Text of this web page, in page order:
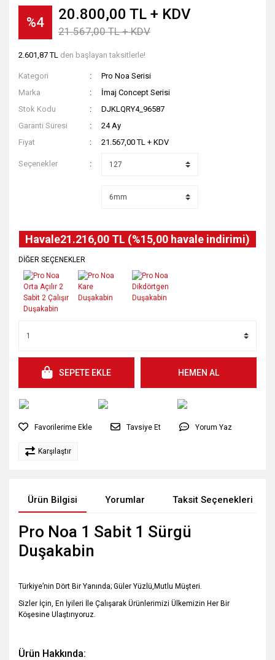
%4 20.800,00 TL + KDV
21.567,00 TL + KDV
2.601,87 TL den başlayan taksitlerle!
Kategori
Pro Noa Serisi
Marka
İmaj Concept Serisi
Stok Kodu
DJKLQRY4_96587
Garanti Süresi
24 Ay
Fiyat
21.567,00 TL + KDV
Seçenekler
Havale21.216,00 TL (%15,00 havale indirimi)
DİĞER SEÇENEKLER
SEPETE EKLE HEMEN AL
Tavsiye Et Yorum Yaz
Karşılaştır
Ürün Bilgisi Yorumlar Taksit Seçenekleri
Pro Noa 1 Sabit 1 Sürgü
Duşakabin
Türkiye’nin Dört Bir Yanında; Güler Yüzlü,Mutlu Müşteri.
Sizler İçin, En İyileri İle Çalışarak Ürünlerimizi Ülkemizin Her Bir
Köşesine Ulaştırıyoruz.
Ürün Hakkında: